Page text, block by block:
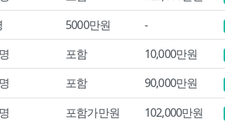
5000만원 -
포함 10,000만원
포함 90,000만원
포함가만원 102,000만원